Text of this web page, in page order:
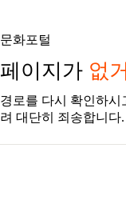
문화포털
페이지가 없
경로를 다시 확인하시
려 대단히 죄송합니다.